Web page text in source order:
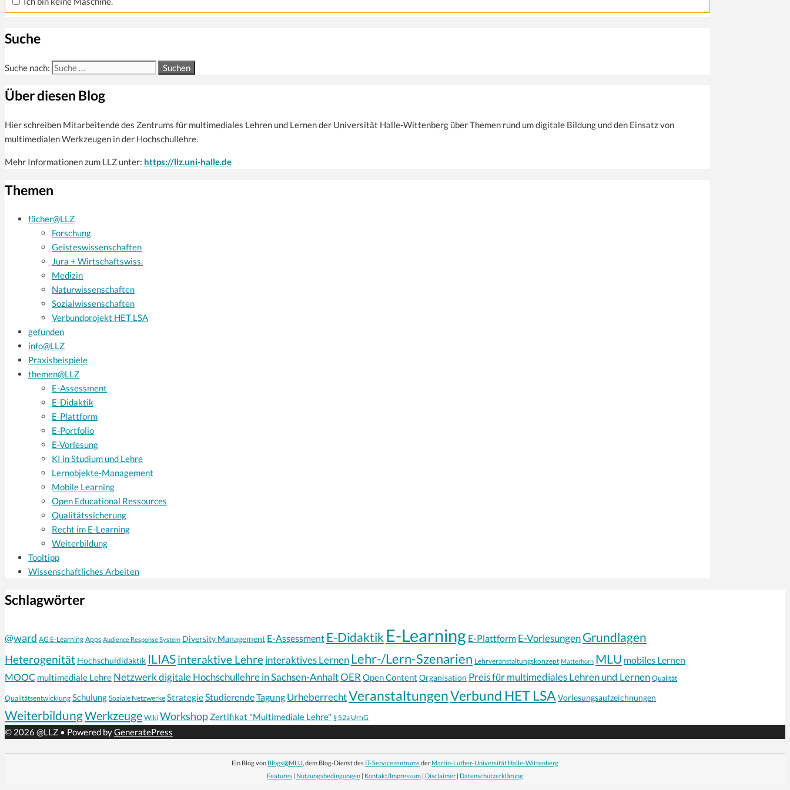
Suche
Suche nach:
Über diesen Blog
Hier schreiben Mitarbeitende des Zentrums für multi­mediales Lehren und Lernen der Universität Halle-Wittenberg über Themen rund um digitale Bildung und den Einsatz von
multimedialen Werkzeugen in der Hochschullehre.
Mehr Informationen zum LLZ unter: https://llz.uni-halle.de
Themen
fächer@LLZ
Forschung
Geisteswissenschaften
Jura + Wirtschaftswiss.
Medizin
Naturwissenschaften
Sozialwissenschaften
Verbundprojekt HET LSA
gefunden
info@LLZ
Praxisbeispiele
themen@LLZ
E-Assessment
E-Didaktik
E-Plattform
E-Portfolio
E-Vorlesung
KI in Studium und Lehre
Lernobjekte-Management
Mobile Learning
Open Educational Ressources
Qualitätssicherung
Recht im E-Learning
Weiterbildung
Tooltipp
Wissenschaftliches Arbeiten
Schlagwörter
@ward AG E-Learning Apps Audience Response System Diversity Management E-Assessment E-Didaktik E-Learning E-Plattform E-Vorlesungen Grundlagen
Heterogenität Hochschuldidaktik ILIASinteraktive Lehreinteraktives LernenLehr-/Lern-Szenarien Lehrveranstaltungskonzept Matterhorn MLU mobiles Lernen
MOOC multimediale Lehre Netzwerk digitale Hochschullehre in Sachsen-AnhaltOER Open Content Organisation Preis für multimediales Lehren und Lernen Qualität
Qualitätsentwicklung Schulung Soziale Netzwerke StrategieStudierendeTagung UrheberrechtVeranstaltungenVerbund HET LSA Vorlesungsaufzeichnungen
WeiterbildungWerkzeuge Wiki Workshop Zertifikat "Multimediale Lehre" § 52a UrhG
© 2026 @LLZ • Powered byGeneratePress
Ein Blog von Blogs@MLU, dem Blog-Dienst des IT-Servicezentrumsder Martin-Luther-Universität Halle-Wittenberg
Features | Nutzungsbedingungen | Kontakt/Impressum | Disclaimer | Datenschutzerklärung